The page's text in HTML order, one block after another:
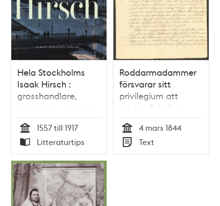
Hela Stockholms
Isaak Hirsch :
grosshandlare,
byggherre, donator
1843-1917 / Anders
Johnson
Tid
1557 till 1917
Typ
Litteraturtips
Roddarmadammer
försvarar sitt
privilegium att
skjutsa folk över
stadens vatten
Tid
4 mars 1844
Typ
Text